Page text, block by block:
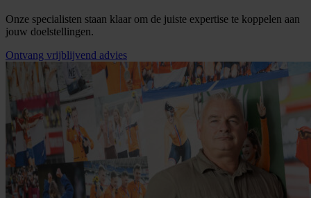
Onze specialisten staan klaar om de juiste expertise te koppelen aan
jouw doelstellingen.
Ontvang vrijblijvend advies